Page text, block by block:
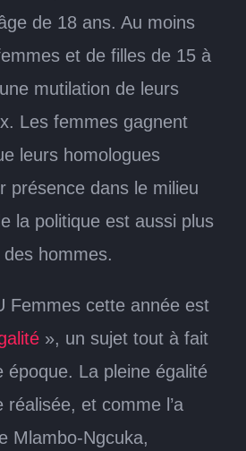
de 18 ans. Au moins
et de filles de 15 à
mutilation de leurs
Les femmes gagnent
leurs homologues
présence dans le milieu
la politique est aussi plus
hommes.
Femmes cette année est
», un sujet tout à fait
époque. La pleine égalité
réalisée, et comme l’a
Mlambo-Ngcuka,